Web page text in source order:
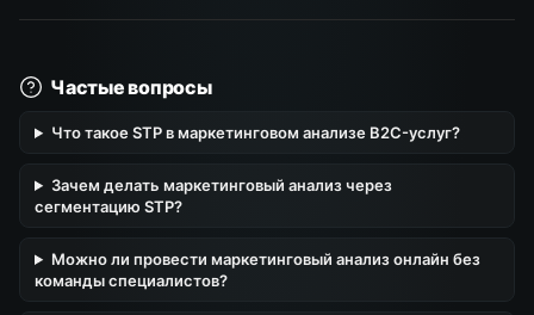
Частые вопросы
Что такое STP в маркетинговом анализе B2C-услуг?
Зачем делать маркетинговый анализ через
сегментацию STP?
Можно ли провести маркетинговый анализ онлайн без
команды специалистов?